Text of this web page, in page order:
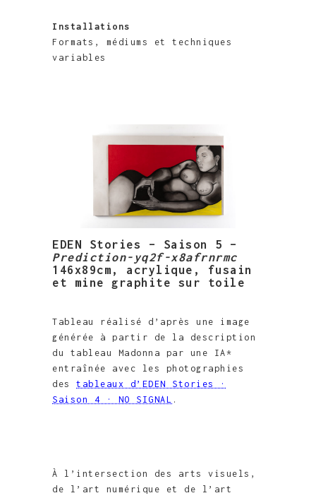
Installations
Formats, médiums et techniques
variables
EDEN Stories – Saison 5 –
Prediction-yq2f-x8afrnrmc
146x89cm, acrylique, fusain
et mine graphite sur toile
Tableau réalisé d’après une image
générée à partir de la description
du tableau Madonna par une IA*
entraînée avec les photographies
des tableaux d’EDEN Stories ·
Saison 4 · NO SIGNAL .
À l’intersection des arts visuels,
de l’art numérique et de l’art